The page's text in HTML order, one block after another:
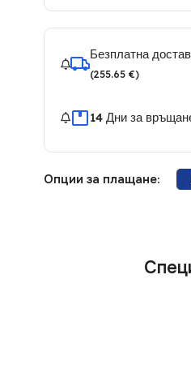
Безплатна
(255.65 €)
14 Дни за
Опции за плащане: